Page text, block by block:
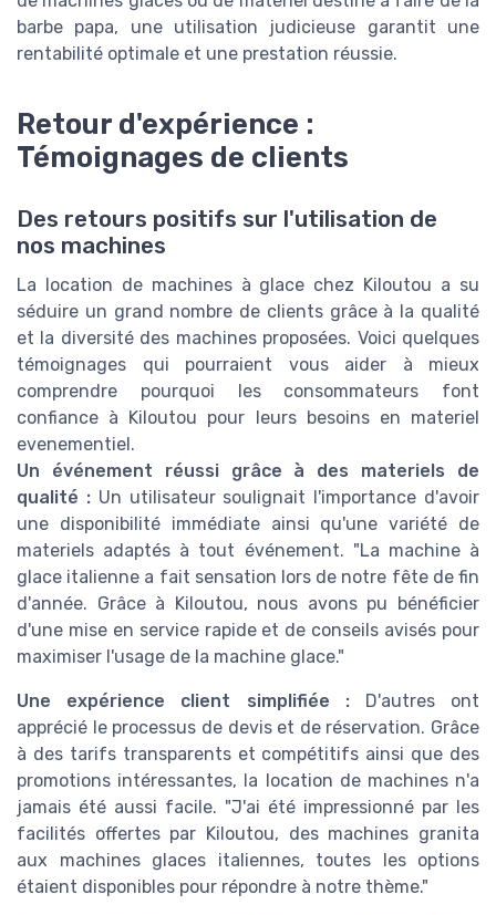
barbe papa, une utilisation judicieuse garantit une
rentabilité optimale et une prestation réussie.
Retour d'expérience :
Témoignages de clients
Des retours positifs sur l'utilisation de
nos machines
La location de machines à glace chez Kiloutou a su
séduire un grand nombre de clients grâce à la qualité
et la diversité des machines proposées. Voici quelques
témoignages qui pourraient vous aider à mieux
comprendre pourquoi les consommateurs font
confiance à Kiloutou pour leurs besoins en materiel
evenementiel.
Un événement réussi grâce à des materiels de
qualité :Un utilisateur soulignait l'importance d'avoir
une disponibilité immédiate ainsi qu'une variété de
materiels adaptés à tout événement. "La machine à
glace italienne a fait sensation lors de notre fête de fin
d'année. Grâce à Kiloutou, nous avons pu bénéficier
d'une mise en service rapide et de conseils avisés pour
maximiser l'usage de la machine glace."
Une expérience client simplifiée :D'autres ont
apprécié le processus de devis et de réservation. Grâce
à des tarifs transparents et compétitifs ainsi que des
promotions intéressantes, la location de machines n'a
jamais été aussi facile. "J'ai été impressionné par les
facilités offertes par Kiloutou, des machines granita
aux machines glaces italiennes, toutes les options
étaient disponibles pour répondre à notre thème."